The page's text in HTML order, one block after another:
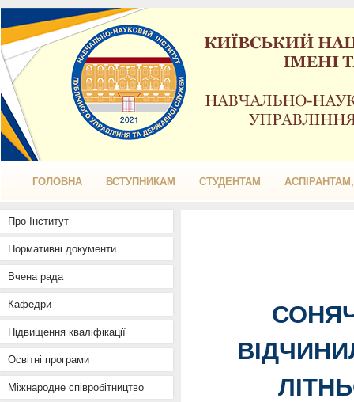
ГОЛОВНА ВСТУПНИКАМ СТУДЕНТАМ
Про Інститут
Нормативні документи
Вчена рада
Кафедри
Підвищення кваліфікації
Освітні програми
Міжнародне співробітництво